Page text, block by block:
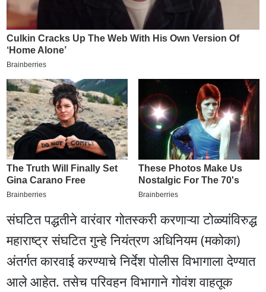
संघटित पद्धतीने वारंवार गोतस्करी करणाऱ्या टोळ्यांविरुद्ध
महाराष्ट्र संघटित गुन्हे नियंत्रण अधिनियम (मकोका)
अंतर्गत कारवाई करण्याचे निर्देश पोलीस विभागाला देण्यात
आले आहेत. तसेच परिवहन विभागाने गोवंश वाहतूक